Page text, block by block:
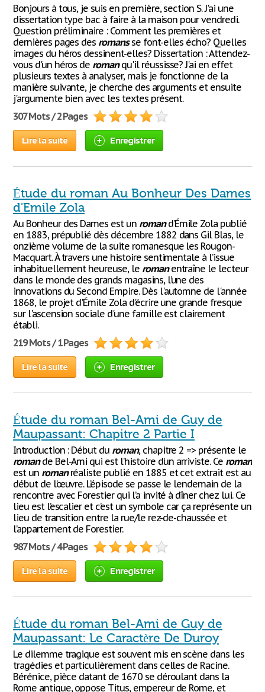
Bonjours à tous, je suis en première, section S. J'ai une
dissertation type bac à faire à la maison pour vendredi.
Question préliminaire : Comment les premières et
dernières pages des romansse font-elles écho? Quelles
images du héros dessinent-elles? Dissertation : Attendez-
vous d'un héros de romanqu'il réussisse? J'ai en effet
plusieurs textes à analyser, mais je fonctionne de la
manière suivante, je cherche des arguments et ensuite
j'argumente bien avec les textes présent.
307 Mots / 2 Pages
Lire la suite Enregistrer
Étude du roman Au Bonheur Des Dames
d'Emile Zola
Au Bonheur des Dames est un romand’Émile Zola publié
en 1883, prépublié dès décembre 1882 dans Gil Blas, le
onzième volume de la suite romanesque les Rougon-
Macquart. À travers une histoire sentimentale à l’issue
inhabituellement heureuse, le romanentraîne le lecteur
dans le monde des grands magasins, l’une des
innovations du Second Empire. Dès l'automne de l'année
1868, le projet d'Émile Zola d'écrire une grande fresque
sur l'ascension sociale d'une famille est clairement
établi.
219 Mots / 1 Pages
Lire la suite Enregistrer
Étude du roman Bel-Ami de Guy de
Maupassant: Chapitre 2 Partie I
Introduction : Début du roman, chapitre 2 => présente le
romande Bel-Ami qui est l’histoire d’un arriviste. Ce roman
est un romanréaliste publié en 1885 et cet extrait est au
début de l’œuvre. L’épisode se passe le lendemain de la
rencontre avec Forestier qui l’a invité à dîner chez lui. Ce
lieu est l’escalier et c’est un symbole car ça représente un
lieu de transition entre la rue/le rez-de-chaussée et
l’appartement de Forestier.
987 Mots / 4 Pages
Lire la suite Enregistrer
Étude du roman Bel-Ami de Guy de
Maupassant: Le Caractère De Duroy
Le dilemme tragique est souvent mis en scène dans les
tragédies et particulièrement dans celles de Racine.
Bérénice, pièce datant de 1670 se déroulant dans la
Rome antique, oppose Titus, empereur de Rome, et